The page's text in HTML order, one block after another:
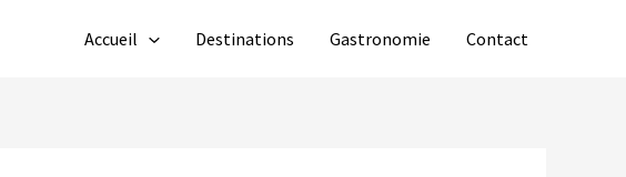
Accueil Destinations Gastronomie Contact